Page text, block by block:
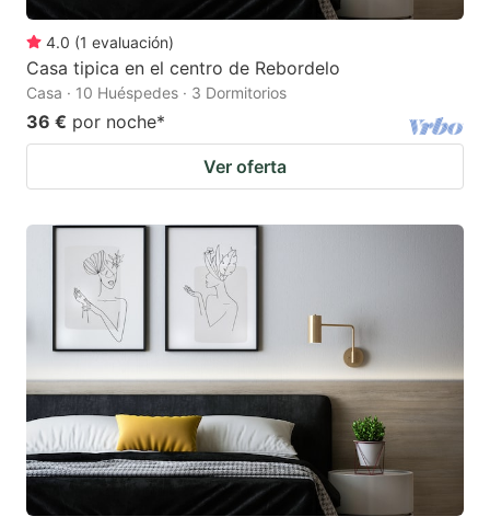
4.0 (1 evaluación)
Casa tipica en el centro de Rebordelo
Casa · 10 Huéspedes · 3 Dormitorios
36 € por noche*
Ver oferta